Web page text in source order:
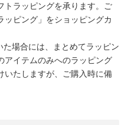
トラッピングを承ります。ご
ッピング」をショッピングカ
場合には、まとめてラッピン
アイテムのみへのラッピング
いたしますが、ご購入時に備